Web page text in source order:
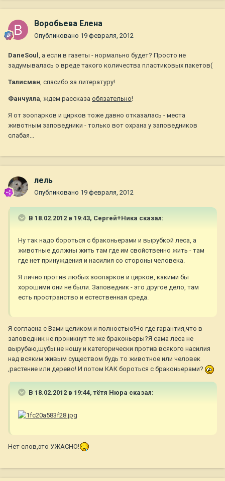
Воробьева Елена
Опубликовано 19 февраля, 2012
DaneSoul , а если в газеты - нормально будет? Просто не
задумывалась о вреде такого количества пластиковых пакетов(
Талисман, спасибо за литературу!
Фанчулла, ждем рассказа обязательно!
Я от зоопарков и цирков тоже давно отказалась - места
животным заповедники - только вот охрана у заповедников
слабая...
лель
Опубликовано 19 февраля, 2012
В 18.02.2012 в 19:43, Сергей+Ника сказал:
Ну так надо бороться с браконьерами и вырубкой леса, а
животные должны жить там где им свойственно жить - там
где нет принуждения и насилия со стороны человека.
Я лично против любых зоопарков и цирков, какими бы
хорошими они не были. Заповедник - это другое дело, там
есть пространство и естественная среда.
Я согласна с Вами целиком и полностью!Но где гарантия,что в
заповедник не проникнут те же браконьеры?Я сама леса не
вырубаю,шубы не ношу и категорически против всякого насилия
над всяким живым существом будь то животное или человек
,растение или дерево! И потом КАК бороться с браконьерами?
В 18.02.2012 в 19:44, тётя Нюра сказал:
Нет слов,это УЖАСНО!